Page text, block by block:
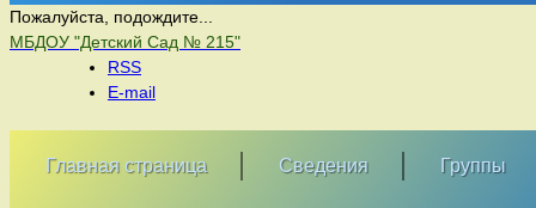
Пожалуйста, подождите...
Перейти
содержимому
МБДОУ "Детский Сад № 215"
RSS
E-mail
Главная страница Сведения Группы